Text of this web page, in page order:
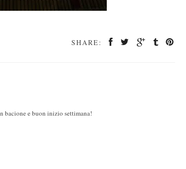
SHARE:
bacione e buon inizio settimana!